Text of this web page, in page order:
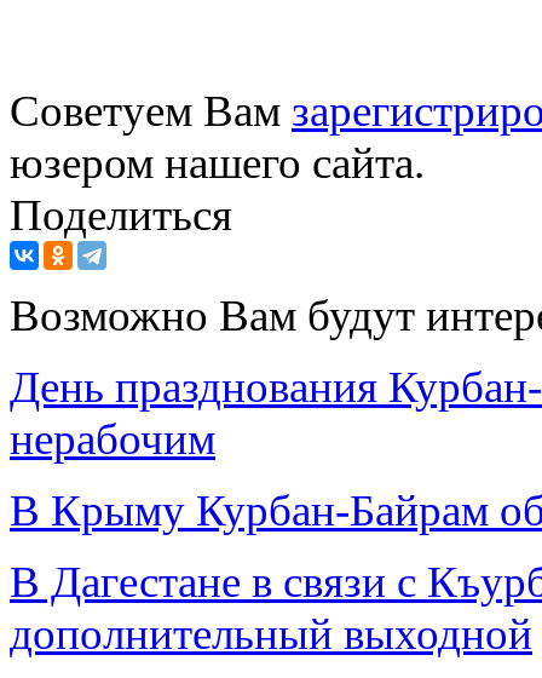
Советуем Вам
юзером нашего сайта.
Поделиться
Возможно Вам будут
День празднования
нерабочим
В Крыму Курбан-Байрам
В Дагестане в связи с
дополнительный выходной